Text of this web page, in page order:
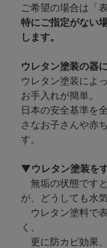
ご希望の場合は「
特にご指定がない
します。
ウレタン塗装の器
ウレタン塗装によ
お手入れが簡単。
日本の安全基準を
さなお子さんや赤
す。
▼ウレタン塗装を
無垢の状態です
が、どうしても水
ウレタン塗料で
く、
更に防カビ効果